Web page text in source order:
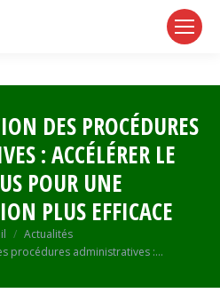
DES PROCÉDURES
: ACCÉLÉRER LE
POUR UNE
PLUS EFFICACE
Actualités
procédures administratives :…